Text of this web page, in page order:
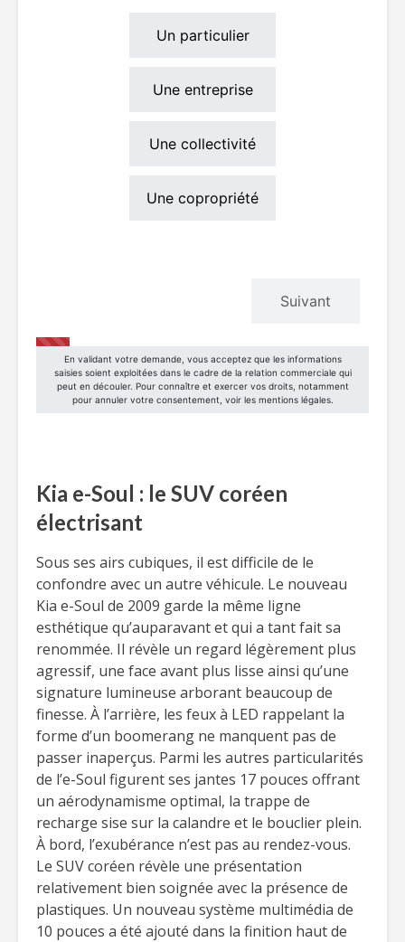
Kia e-Soul : le SUV coréen
électrisant
Sous ses airs cubiques, il est difficile de le
confondre avec un autre véhicule. Le nouveau
Kia e-Soul de 2009 garde la même ligne
esthétique qu’auparavant et qui a tant fait sa
renommée. Il révèle un regard légèrement plus
agressif, une face avant plus lisse ainsi qu’une
signature lumineuse arborant beaucoup de
finesse. À l’arrière, les feux à LED rappelant la
forme d’un boomerang ne manquent pas de
passer inaperçus. Parmi les autres particularités
de l’e-Soul figurent ses jantes 17 pouces offrant
un aérodynamisme optimal, la trappe de
recharge sise sur la calandre et le bouclier plein.
À bord, l’exubérance n’est pas au rendez-vous.
Le SUV coréen révèle une présentation
relativement bien soignée avec la présence de
plastiques. Un nouveau système multimédia de
10 pouces a été ajouté dans la finition haut de